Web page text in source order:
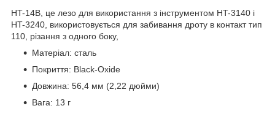
HT-14B, це лезо для використання з інструментом HT-3140 і
HT-3240, використовується для забивання дроту в контакт тип
110, різання з одного боку,
Матеріал: сталь
Покриття: Black-Oxide
Довжина: 56,4 мм (2,22 дюйми)
Вага: 13 г